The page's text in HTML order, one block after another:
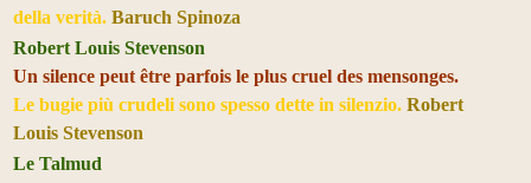
della verità. Baruch Spinoza
Robert Louis Stevenson
Un silence peut être parfois le plus cruel des mensonges.
Le bugie più crudeli sono spesso dette in silenzio. Robert
Louis Stevenson
Le Talmud